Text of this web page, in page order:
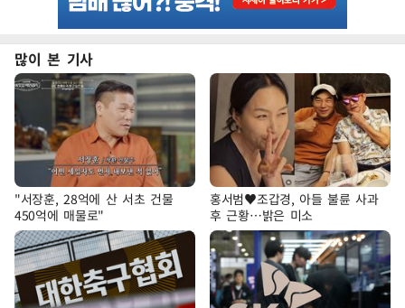
많이 본 기사
"서장훈, 28억에 산 서초 건물
450억에 매물로"
홍서범♥조갑경, 아들 불륜 사과
후 근황…밝은 미소